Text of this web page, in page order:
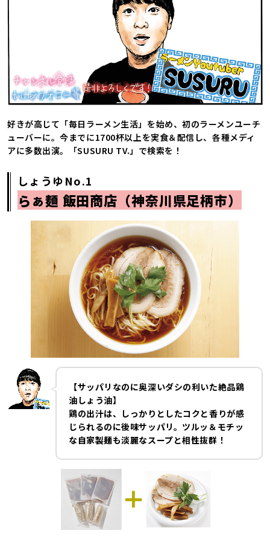
好きが高じて「毎日ラーメン生活」を始め、初のラーメンユーチ
ューバーに。今までに1700杯以上を実食＆配信し、各種メディ
アに多数出演。「SUSURU TV.」で検索を！
しょうゆNo.1
らぁ麺 飯田商店（神奈川県足柄市）
【サッパリなのに奥深いダシの利いた絶品鶏
油しょう油】
鶏の出汁は、しっかりとしたコクと香りが感
じられるのに後味サッパリ。ツルッ＆モチッ
な自家製麺も淡麗なスープと相性抜群！